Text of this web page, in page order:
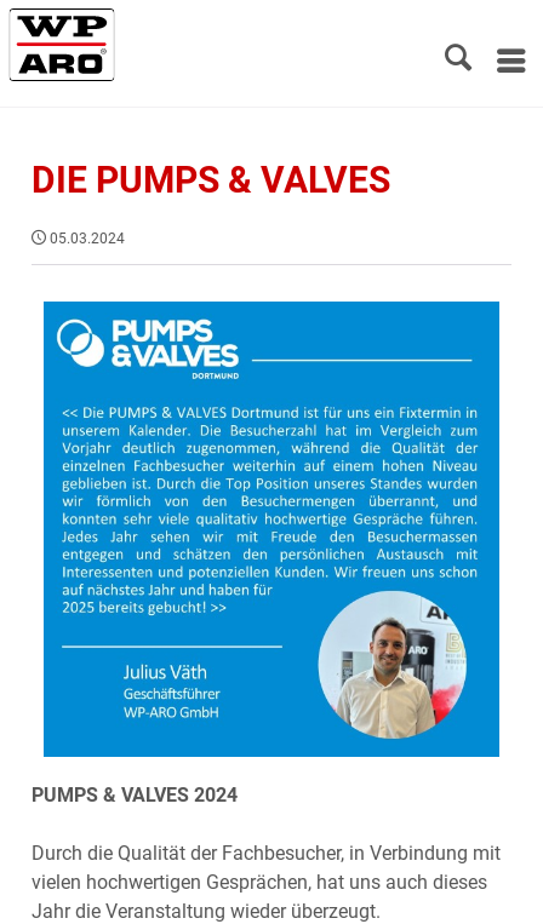
DIE PUMPS & VALVES
05.03.2024
PUMPS & VALVES 2024
Durch die Qualität der Fachbesucher, in Verbindung mit
vielen hochwertigen Gesprächen, hat uns auch dieses
Jahr die Veranstaltung wieder überzeugt.